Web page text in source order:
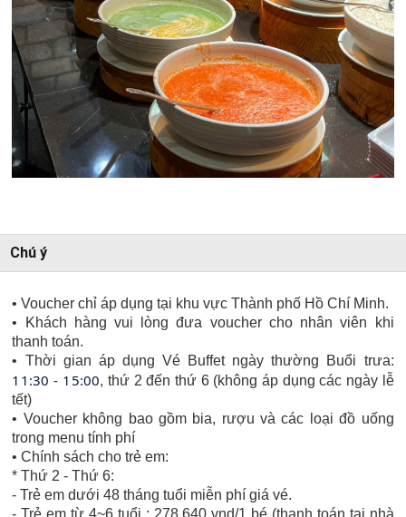
Chú ý
• Voucher chỉ áp dụng tại khu vực Thành phố Hồ Chí Minh.
• Khách hàng vui lòng đưa voucher cho nhân viên khi
thanh toán.
• Thời gian áp dụng Vé Buffet ngày thường Buổi trưa:
11:30 - 15:00, thứ 2 đến thứ 6 (không áp dụng các ngày lễ
tết)
• Voucher không bao gồm bia, rượu và các loại đồ uống
trong menu tính phí
• Chính sách cho trẻ em:
* Thứ 2 - Thứ 6:
- Trẻ em dưới 48 tháng tuổi miễn phí giá vé.
- Trẻ em từ 4~6 tuổi : 278.640 vnd/1 bé (thanh toán tại nhà